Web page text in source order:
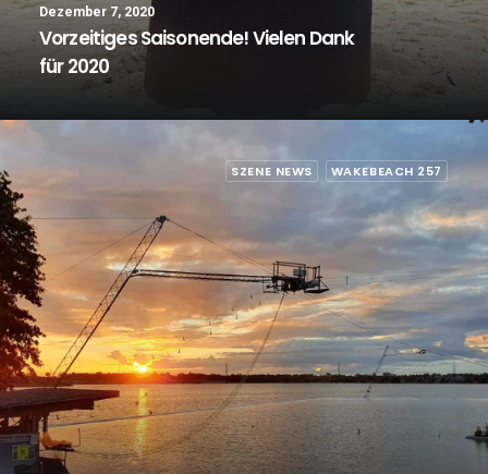
Dezember 7, 2020
Vorzeitiges Saisonende! Vielen Dank
für 2020
SZENE NEWS WAKEBEACH 257